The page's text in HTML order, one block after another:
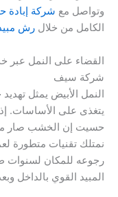
وتواصل مع شركة إبادة
الكامل من خلال رش
القضاء على النمل عبر
شركة سيف
النمل الأبيض يمثل
يتغذى على الأساسات.
حسيت إن الخشب صار
نمتلك تقنيات متطورة
رجوعه للمكان لسنوات
المبيد القوي بالداخل